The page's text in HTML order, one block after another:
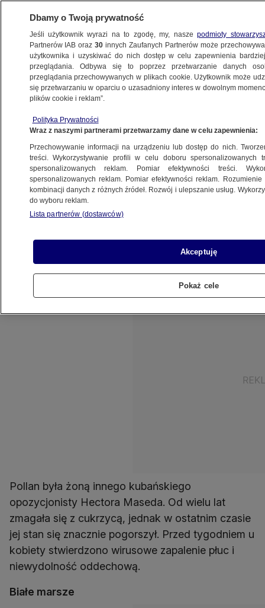
ŚWIAT
15.10.2011, 03:03Aktualizacja:15.10.2011, 07:35
Udostępnij
Laura Pollan, liderka opozycyjnego ugrupowania
Kobiety w Bieli" zmarła wczoraj w szpitalu w
Hawanie w wieku 63 lat. Opozycjonistka od
tygodnia była podłączona do respiratora. O
śmierci Pollan poinformowali jej
współpracownicy
Pollan była żoną innego kubańskiego
opozycjonisty Hectora Maseda. Od wielu lat
zmagała się z cukrzycą, jednak w ostatnim czasie
jej stan się znacznie pogorszył. Przed tygodniem u
kobiety stwierdzono wirusowe zapalenie płuc i
niewydolność oddechową.
Białe marsze
Dbamy o Twoją prywatność
Jeśli użytkownik wyrazi na to zgodę, my, naszepodmioty
Partnerów IAB oraz30 innych Zaufanych Partnerów może
użytkownika i uzyskiwać do nich dostęp w celu zapewnienia
przeglądania. Odbywa się to poprzez przetwarzanie danych
przeglądania przechowywanych w plikach cookie. Użytkownik może
się przetwarzaniu w oparciu o uzasadniony interes w dowolnym
plików cookie i reklam”.
Polityka Prywatności
Wraz z naszymi partnerami przetwarzamy dane w celu zapewnienia:
Przechowywanie informacji na urządzeniu lub dostęp do nich.
treści. Wykorzystywanie profili w celu doboru spersonalizowanych
spersonalizowanych reklam. Pomiar efektywności treści.
spersonalizowanych reklam. Pomiar efektywności reklam.
kombinacji danych z różnych źródeł. Rozwój i ulepszanie usług.
do wyboru reklam.
Lista partnerów (dostawców)
Akceptuję
Pokaż cele